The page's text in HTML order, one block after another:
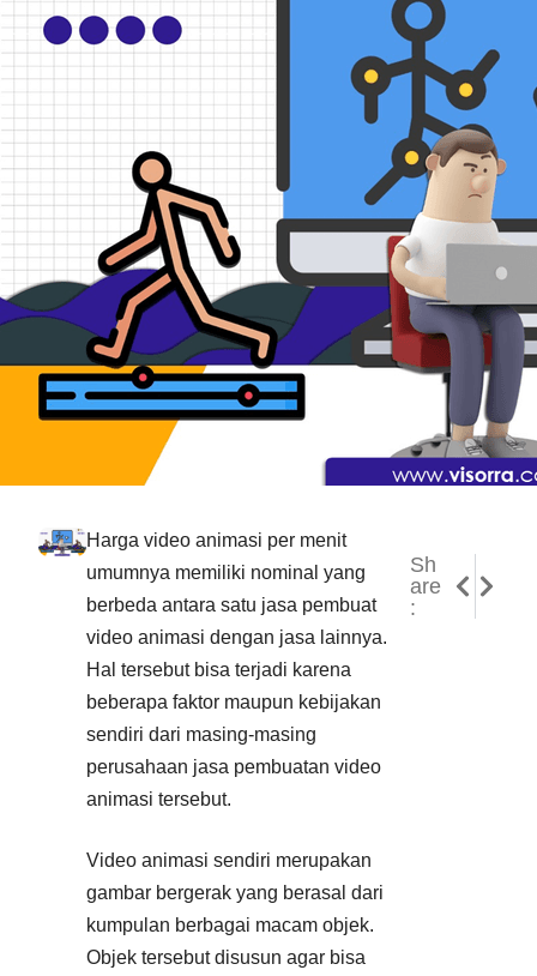
Harga video animasi per menit
umumnya memiliki nominal yang
berbeda antara satu jasa pembuat
video animasi dengan jasa lainnya.
Hal tersebut bisa terjadi karena
beberapa faktor maupun kebijakan
sendiri dari masing-masing
perusahaan jasa pembuatan video
animasi tersebut.
Video animasi sendiri merupakan
gambar bergerak yang berasal dari
kumpulan berbagai macam objek.
Objek tersebut disusun agar bisa
Sh
are
:
Jasa
Jasa